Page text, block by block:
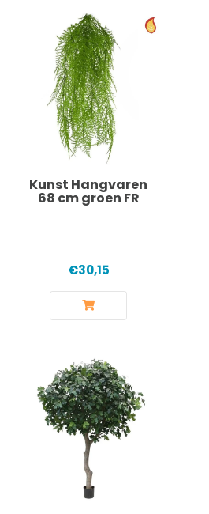
Kunst Hangvaren
68 cm groen FR
€30,15